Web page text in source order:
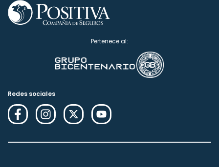
Pertenece al:
Redes sociales